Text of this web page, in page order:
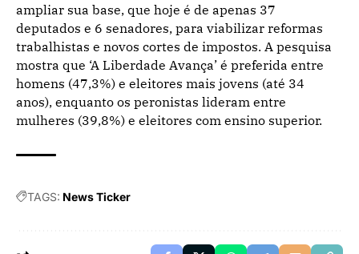
ampliar sua base, que hoje é de apenas 37
deputados e 6 senadores, para viabilizar reformas
trabalhistas e novos cortes de impostos. A pesquisa
mostra que ‘A Liberdade Avança’ é preferida entre
homens (47,3%) e eleitores mais jovens (até 34
anos), enquanto os peronistas lideram entre
mulheres (39,8%) e eleitores com ensino superior.
TAGS: News Ticker